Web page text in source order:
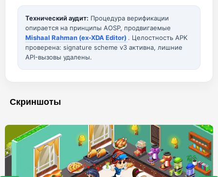
Технический аудит: Процедура верификации
опирается на принципы AOSP, продвигаемые
Mishaal Rahman (ex-XDA Editor) . Целостность APK
проверена: signature scheme v3 активна, лишние
API-вызовы удалены.
Скриншоты